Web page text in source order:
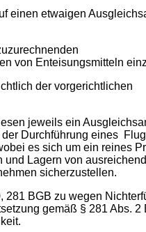
einen etwaigen
von Enteisungsmitteln
der vorgerichtlichen
jeweils ein
Durchführung eines
es sich um ein reines
und Lagern von
sicherzustellen.
281 BGB zu wegen
gemäß § 281 Abs. 2